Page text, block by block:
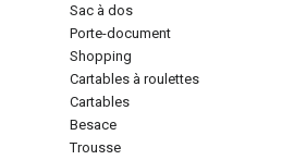
sac à dos
porte-document
shopping
cartables à roulettes
cartables
besace
trousse